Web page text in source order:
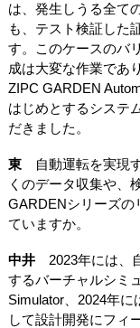
は、発生しうる全て
も、テスト検証した
す。このケースのバ
成は大変な作業であ
ZIPC GARDEN
はじめとするシステ
だきました。
東自動運転を実現す
くのデータ収集や、
GARDENシリーズの
ていますか。
中井2023年には、
するバーチャルシミ
Simulator、2024年
して設計開発にフィ